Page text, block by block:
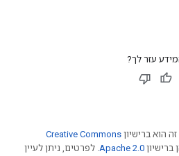
עזר לך?
הוא ברישיון Creative Commons
ברישיון Apache 2.0. לפרטים, ניתן לעיין